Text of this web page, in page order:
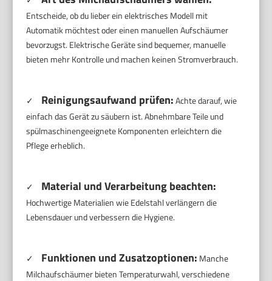
Entscheide, ob du lieber ein elektrisches Modell mit
Automatik möchtest oder einen manuellen Aufschäumer
bevorzugst. Elektrische Geräte sind bequemer, manuelle
bieten mehr Kontrolle und machen keinen Stromverbrauch.
✓ Reinigungsaufwand prüfen:Achte darauf, wie
einfach das Gerät zu säubern ist. Abnehmbare Teile und
spülmaschinengeeignete Komponenten erleichtern die
Pflege erheblich.
✓ Material und Verarbeitung beachten:
Hochwertige Materialien wie Edelstahl verlängern die
Lebensdauer und verbessern die Hygiene.
✓ Funktionen und Zusatzoptionen: Manche
Milchaufschäumer bieten Temperaturwahl, verschiedene